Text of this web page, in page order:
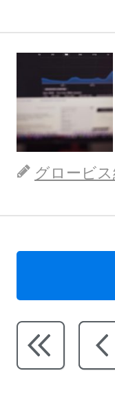
グロービ